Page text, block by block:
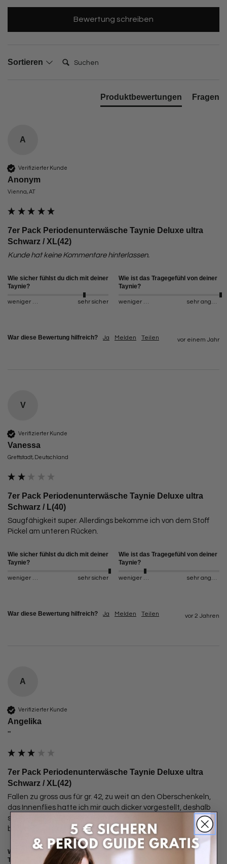
Bewertung schreiben
Sortieren Suchen:
Produktbewertungen Fragen
A
Verifizierter Kunde
Anonym
Vienna, AT
7er Pack Periodenunterwäsche Taynie Deluxe ultra
Schwarz / XL(42)
Kunde hat keine Kommentare hinterlassen.
Wie sicher fühlst du dich mit deiner
Taynie?
weniger sicher sehr sicher
Wie ist das Tragegefühl von deiner
Taynie?
weniger angenehm sehr angenehm
War diese Bewertung hilfreich? Ja Melden Teilen vor einem Jahr
V
Verifizierter Kunde
Vanessa
Grettstadt, Deutschland
7er Pack Periodenunterwäsche Taynie Deluxe ultra
Schwarz / L(40)
Saugfähigkeit super. Allerdings bekomme ich von dem Stoff
Pickel am unteren Rücken.
Wie sicher fühlst du dich mit deiner
Taynie?
weniger sicher sehr sicher
Wie ist das Tragegefühl von deiner
Taynie?
weniger angenehm sehr angenehm
War diese Bewertung hilfreich? Ja Melden Teilen vor 2 Jahren
A
Verifizierter Kunde
Angelika
""
7er Pack Periodenunterwäsche Taynie Deluxe ultra
Schwarz / XL(42)
Fallen zu gross aus für gr. 42, zu weit an den Oberschenkeln,
das Innenflies hatte ich mir auch dicker vorgestellt, deshalb
sind sie mir dafür zu teuer, da gibt es günstiger die einen
besseren Effekt haben sorry
Wie sicher fühlst du dich mit deiner
Taynie?
Wie ist das Tragegefühl von deiner